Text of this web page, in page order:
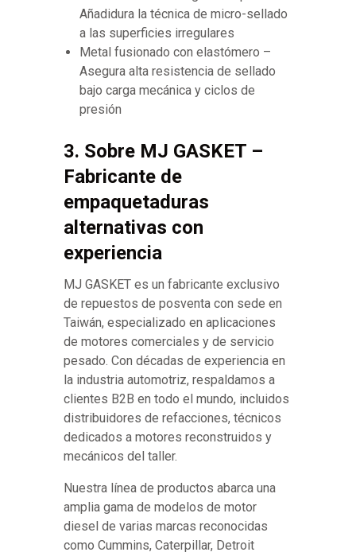
Añadidura la técnica de micro-sellado
a las superficies irregulares
Metal fusionado con elastómero –
Asegura alta resistencia de sellado
bajo carga mecánica y ciclos de
presión
3. Sobre MJ GASKET –
Fabricante de
empaquetaduras
alternativas con
experiencia
MJ GASKET es un fabricante exclusivo
de repuestos de posventa con sede en
Taiwán, especializado en aplicaciones
de motores comerciales y de servicio
pesado. Con décadas de experiencia en
la industria automotriz, respaldamos a
clientes B2B en todo el mundo, incluidos
distribuidores de refacciones, técnicos
dedicados a motores reconstruidos y
mecánicos del taller.
Nuestra línea de productos abarca una
amplia gama de modelos de motor
diesel de varias marcas reconocidas
como Cummins, Caterpillar, Detroit